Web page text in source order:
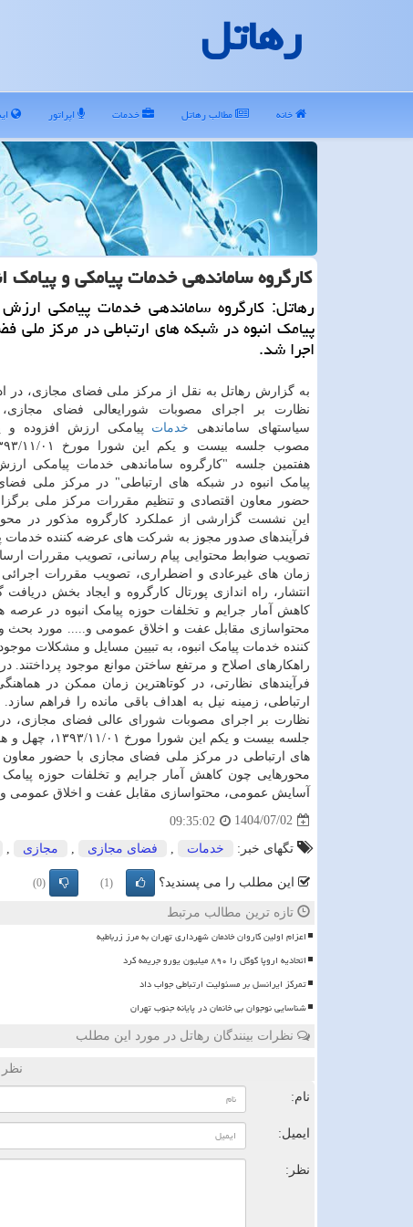
رهاتل
خانه مطالب رهاتل خدمات اپراتور
کارگروه ساماندهی خدمات پیامکی و پیامک
رهاتل: کارگروه ساماندهی خدمات پیامکی
پیامک انبوه در شبکه های ارتباطی در مرکز ملی
اجرا شد.
به گزارش رهاتل به نقل از مرکز ملی فضای مجازی، در
نظارت بر اجرای مصوبات شورایعالی فضای
سیاستهای ساماندهی خدمات پیامکی ارزش افزوده و
هفتمین جلسه "کارگروه ساماندهی خدمات پیامکی
پیامک انبوه در شبکه های ارتباطی" در مرکز ملی
حضور معاون اقتصادی و تنظیم مقررات مرکز ملی
این نشست گزارشی از عملکرد کارگروه مذکور در
فرآیندهای صدور مجوز به شرکت های عرضه کننده خدمات
تصویب ضوابط محتوایی پیام رسانی، تصویب مقررات
زمان های غیرعادی و اضطراری، تصویب مقررات اجرائی
انتشار، راه اندازی پورتال کارگروه و ایجاد بخش
کاهش آمار جرایم و تخلفات حوزه پیامک انبوه در عرصه
محتواسازی مقابل عفت و اخلاق عمومی و..... مورد بحث
کننده خدمات پیامک انبوه، به تبیین مسایل و مشکلات
راهکارهای اصلاح و مرتفع ساختن موانع موجود
فرآیندهای نظارتی، در کوتاهترین زمان ممکن در
ارتباطی، زمینه نیل به اهداف باقی مانده را فراهم
نظارت بر اجرای مصوبات شورای عالی فضای مجازی،
جلسه بیست و
های ارتباطی در مرکز ملی فضای مجازی با حضور معاون
محورهایی چون کاهش آمار جرایم و تخلفات حوزه پیامک
آسایش عمومی، محتواسازی مقابل عفت و اخلاق عمومی
1404/07/02
09:35:02
تگهای خبر: خدمات فضای مجازی مجازی
این مطلب را می پسندید؟ (1)
(0)
تازه ترین مطالب مرتبط
اعزام اولین کاروان خادمان شهرداری تهران به مرز زرباطیه
اتحادیه اروپا گوگل را ۸۹۰ میلیون یورو جریمه کرد
تمرکز ایرانسل بر مسئولیت ارتباطی جواب داد
شناسایی نوجوان بی خانمان در پایانه جنوب تهران
نظرات بینندگان رهاتل در مورد این مطلب
نام:
ایمیل:
نظر: